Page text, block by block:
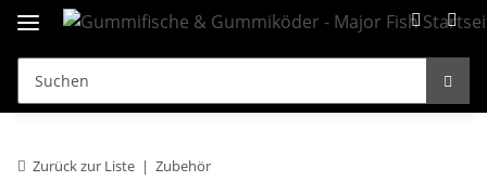
Zurück zur Liste Zubehör